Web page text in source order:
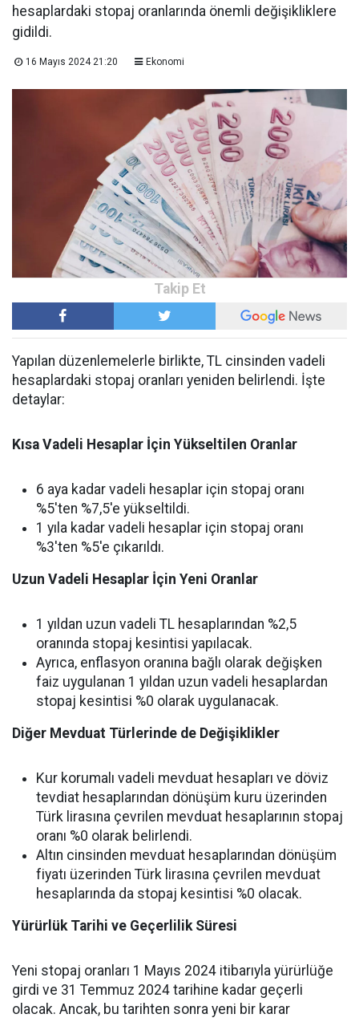
hesaplardaki stopaj oranlarında önemli değişikliklere
gidildi.
16 Mayıs 2024 21:20 Ekonomi
Yapılan düzenlemelerle birlikte, TL cinsinden vadeli
hesaplardaki stopaj oranları yeniden belirlendi. İşte
detaylar:
Kısa Vadeli Hesaplar İçin Yükseltilen Oranlar
6 aya kadar vadeli hesaplar için stopaj oranı
%5'ten %7,5'e yükseltildi.
1 yıla kadar vadeli hesaplar için stopaj oranı
%3'ten %5'e çıkarıldı.
Uzun Vadeli Hesaplar İçin Yeni Oranlar
1 yıldan uzun vadeli TL hesaplarından %2,5
oranında stopaj kesintisi yapılacak.
Ayrıca, enflasyon oranına bağlı olarak değişken
faiz uygulanan 1 yıldan uzun vadeli hesaplardan
stopaj kesintisi %0 olarak uygulanacak.
Diğer Mevduat Türlerinde de Değişiklikler
Kur korumalı vadeli mevduat hesapları ve döviz
tevdiat hesaplarından dönüşüm kuru üzerinden
Türk lirasına çevrilen mevduat hesaplarının stopaj
oranı %0 olarak belirlendi.
Altın cinsinden mevduat hesaplarından dönüşüm
fiyatı üzerinden Türk lirasına çevrilen mevduat
hesaplarında da stopaj kesintisi %0 olacak.
Yürürlük Tarihi ve Geçerlilik Süresi
Yeni stopaj oranları 1 Mayıs 2024 itibarıyla yürürlüğe
girdi ve 31 Temmuz 2024 tarihine kadar geçerli
olacak. Ancak, bu tarihten sonra yeni bir karar